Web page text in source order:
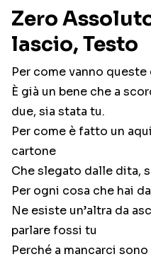
Zero
lascio, Testo
Per come vanno queste
È già un bene che a
due, sia stata tu.
Per come è fatto un
cartone
Che slegato dalle dita,
Per ogni cosa che hai
Ne esiste un’altra da
parlare fossi tu
Perché a mancarci